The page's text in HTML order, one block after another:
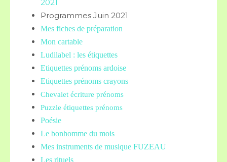
2021
Programmes Juin 2021
Mes fiches de préparation
Mon cartable
Ludilabel : les étiquettes
Etiquettes prénoms ardoise
Etiquettes prénoms crayons
Chevalet écriture prénoms
Puzzle étiquettes prénoms
Poésie
Le bonhomme du mois
Mes instruments de musique FUZEAU
Les rituels